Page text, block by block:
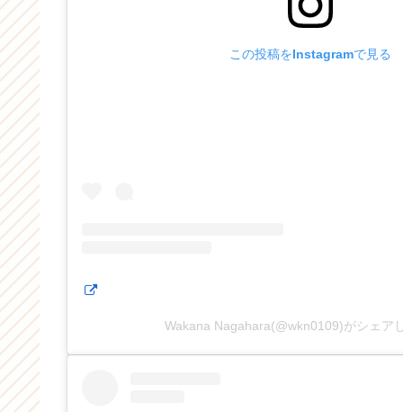
この投稿をInstagramで見る
Wakana Nagahara(@wkn0109)がシェア